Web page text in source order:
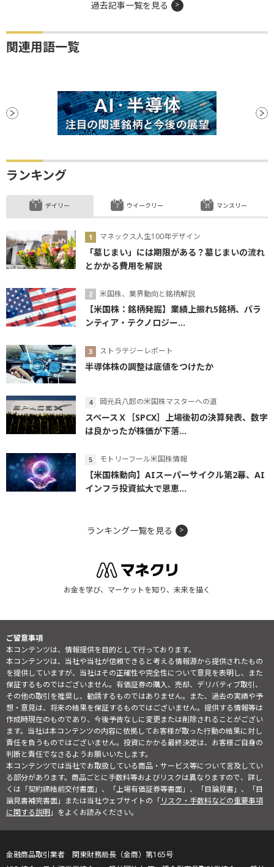
過去記事一覧を見る
関連用語一覧
ランキング
デイリー
マネックス人生100年デザイン
「墓じまい」には期限がある？墓じまいの流れ
とかかる費用を解説
米国株、業界動向と銘柄解説
【米国株：銘柄発掘】業績上振れ5銘柄、パラ
ンティア・テクノロジー...
ストラテジーレポート
半導体株の調整は底値をつけたか
岡元兵八郎の米国株マスターへの道
スペースＸ［SPCX］上場後初の決算発表、数字
は良かったが株価が下落...
モトリーフール米国株情報
【米国株動向】AIスーパーサイクル第2幕、AI
インフラ投資拡大で恩恵...
ウイークリー マンスリー
ランキング一覧を見る
お金を学び、マーケットを知り、未来を描く
ご留意事項
本コンテンツは、情報提供を目的として行っております。
本コンテンツは、当社や当社が信頼できると考える情報源から提供されたもの
を提供していますが、当社はその正確性や完全性について意見を表明し、また
保証するものではございません。有価証券の購入、売却、デリバティブ取引、
その他の取引を推奨し、勧誘するものではありません。また、過去の実績や予
想・意見は、将来の結果を保証するものではございません。提供する情報等は
作成時現在のものであり、今後予告なしに変更または削除されることがござい
ます。当社は本コンテンツの内容に依拠してお客様が取った行動の結果に対し
責任を負うものではございません。投資にかかる最終決定は、お客様ご自身の
判断と責任でなさるようお願いいたします。
本コンテンツでは当社でお取扱している商品・サービス等について言及してい
る部分があります。商品ごとに手数料等およびリスクは異なりますので、詳し
くは「契約締結前交付書面」、「上場有価証券等書面」、「目論見書」、「目
論見書補完書面」または当社ウェブサイトの「リスク・手数料などの重要事項
に関する説明」をよくお読みください。
金融商品取引業者 関東財務局長（金商）第165号